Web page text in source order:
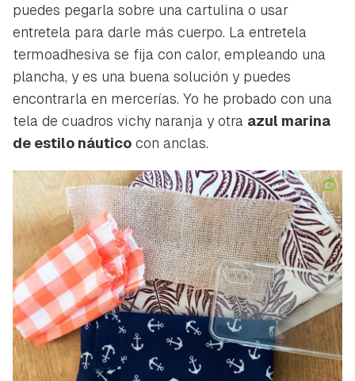
puedes pegarla sobre una cartulina o usar
entretela para darle más cuerpo. La entretela
termoadhesiva se fija con calor, empleando una
plancha, y es una buena solución y puedes
encontrarla en mercerías. Yo he probado con una
tela de cuadros vichy naranja y otra azul marina
de estilo náutico con anclas.